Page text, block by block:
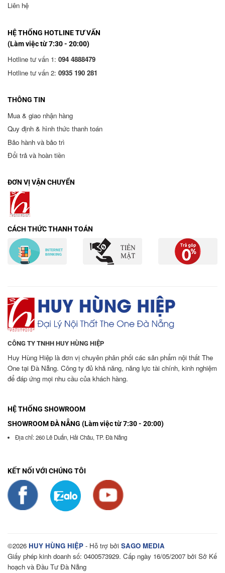
Liên hệ
HỆ THỐNG HOTLINE TƯ VẤN
(Làm việc từ 7:30 - 20:00)
Hotline tư vấn 1: 094 4888479
Hotline tư vấn 2: 0935 190 281
THÔNG TIN
Mua & giao nhận hàng
Quy định & hình thức thanh toán
Bảo hành và bảo trì
Đổi trả và hoàn tiền
ĐƠN VỊ VẬN CHUYỂN
CÁCH THỨC THANH TOÁN
CÔNG TY TNHH HUY HÙNG HIỆP
Huy Hùng Hiệp là đơn vị chuyên phân phối các sản phẩm nội thất The
One tại Đà Nẵng. Công ty đủ khả năng, năng lực tài chính, kinh nghiệm
để đáp ứng mọi nhu cầu của khách hàng.
HỆ THỐNG SHOWROOM
SHOWROOM ĐÀ NẴNG (Làm việc từ 7:30 - 20:00)
Địa chỉ: 260 Lê Duẩn, Hải Châu, TP. Đà Nẵng
KẾT NỐI VỚI CHÚNG TÔI
©2026 HUY HÙNG HIỆP - Hỗ trợ bởi SAGO MEDIA
Giấy phép kinh doanh số: 0400573929. Cấp ngày 16/05/2007 bởi Sở Kế
hoạch và Đầu Tư Đà Nẵng